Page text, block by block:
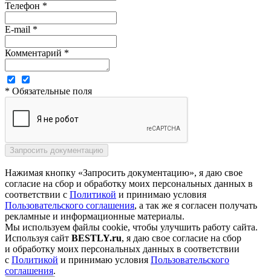
Телефон *
E-mail *
Комментарий *
* Обязательные поля
Нажимая кнопку «Запросить документацию», я даю свое
согласие на сбор и обработку моих персональных данных в
соответствии с Политикой и принимаю условия
Пользовательского соглашения, а так же я согласен получать
рекламные и информационные материалы.
Мы используем файлы cookie, чтобы улучшить работу сайта.
Используя сайт BESTLY.ru, я даю свое согласие на сбор
и обработку моих персональных данных в соответствии
с Политикой и принимаю условия Пользовательского
соглашения.